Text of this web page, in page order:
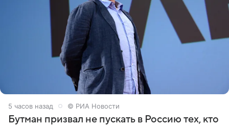
5 часов назад © РИА Новости
Бутман призвал не пускать в Россию тех, кто